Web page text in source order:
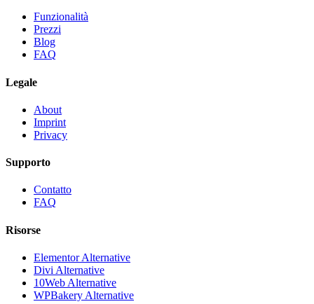
Funzionalità
Prezzi
Blog
FAQ
Legale
About
Imprint
Privacy
Supporto
Contatto
FAQ
Risorse
Elementor Alternative
Divi Alternative
10Web Alternative
WPBakery Alternative